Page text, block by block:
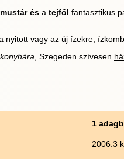
mustár és a tejföl fantasztikus
nyitott vagy az új ízekre,
, Szegeden szívesen
1
2006.3